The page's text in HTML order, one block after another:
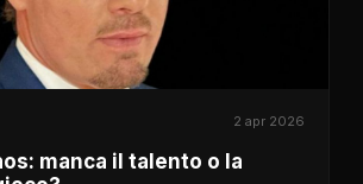
2 apr 2026
manca il talento o la